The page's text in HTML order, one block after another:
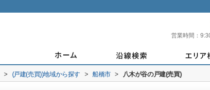
営業時間：
> (戸建(売買))地域から探す > 船橋市 > 八木が谷の戸建(売買)